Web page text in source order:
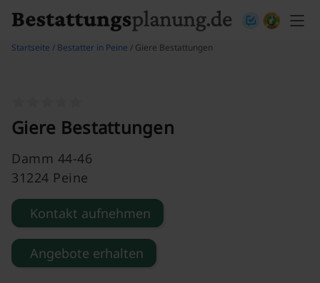
Startseite / Bestatter in Peine / Giere Bestattungen
Giere Bestattungen
Damm 44-46
31224 Peine
Kontakt aufnehmen
Angebote erhalten